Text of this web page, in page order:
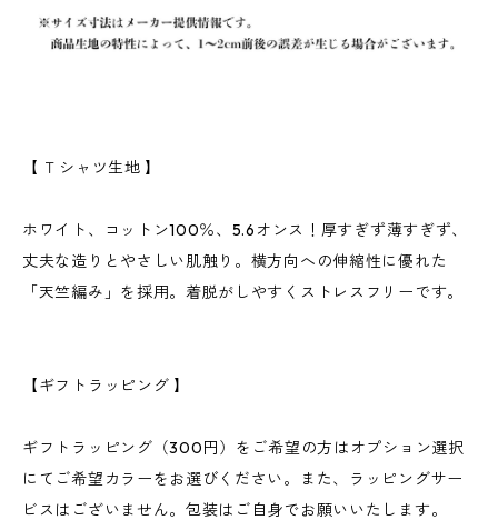
【 Ｔシャツ生地 】
ホワイト、コットン100％、5.6オンス！厚すぎず薄すぎず、
丈夫な造りとやさしい肌触り。横方向への伸縮性に優れた
「天竺編み」を採用。着脱がしやすくストレスフリーです。
【ギフトラッピング 】
ギフトラッピング（300円）をご希望の方はオプション選択
にてご希望カラーをお選びください。また、ラッピングサー
ビスはございません。包装はご自身でお願いいたします。